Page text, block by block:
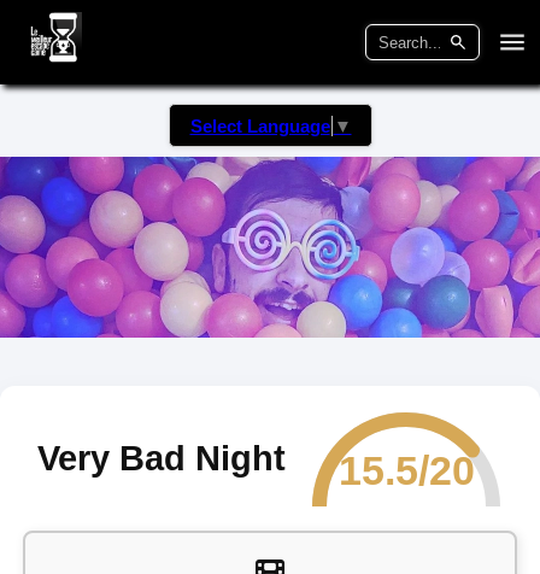
Select Language ▼
Very Bad Night 15.5/20